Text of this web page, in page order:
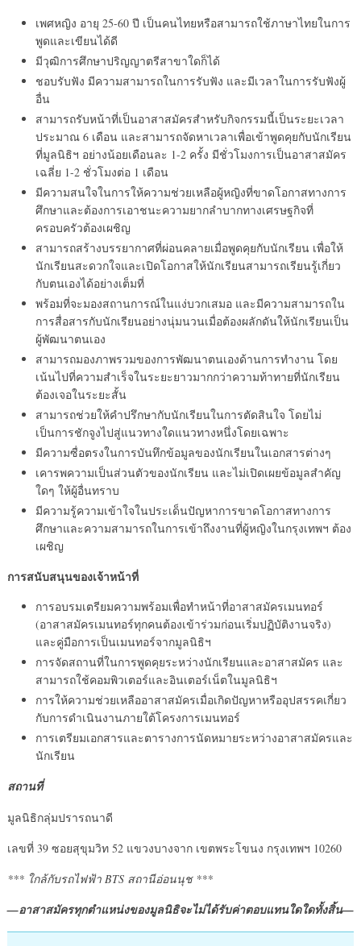
เพศหญิง อายุ 25-60 ปี เป็นคนไทยหรือสามารถใช้ภาษาไทยในการ
พูดและเขียนได้ดี
มีวุฒิการศึกษาปริญญาตรีสาขาใดก็ได้
ชอบรับฟัง มีความสามารถในการรับฟัง และมีเวลาในการรับฟังผู้
อื่น
สามารถรับหน้าที่เป็นอาสาสมัครสำหรับกิจกรรมนี้เป็นระยะเวลา
ประมาณ 6 เดือน และสามารถจัดหาเวลาเพื่อเข้าพูดคุยกับนักเรียน
ที่มูลนิธิฯ อย่างน้อยเดือนละ 1-2 ครั้ง มีชั่วโมงการเป็นอาสาสมัคร
เฉลี่ย 1-2 ชั่วโมงต่อ 1 เดือน
มีความสนใจในการให้ความช่วยเหลือผู้หญิงที่ขาดโอกาสทางการ
ศึกษาและต้องการเอาชนะความยากลำบากทางเศรษฐกิจที่
ครอบครัวต้องเผชิญ
สามารถสร้างบรรยากาศที่ผ่อนคลายเมื่อพูดคุยกับนักเรียน เพื่อให้
นักเรียนสะดวกใจและเปิดโอกาสให้นักเรียนสามารถเรียนรู้เกี่ยว
กับตนเองได้อย่างเต็มที่
พร้อมที่จะมองสถานการณ์ในแง่บวกเสมอ และมีความสามารถใน
การสื่อสารกับนักเรียนอย่างนุ่มนวนเมื่อต้องผลักดันให้นักเรียนเป็น
ผู้พัฒนาตนเอง
สามารถมองภาพรวมของการพัฒนาตนเองด้านการทำงาน โดย
เน้นไปที่ความสำเร็จในระยะยาวมากกว่าความท้าทายที่นักเรียน
ต้องเจอในระยะสั้น
สามารถช่วยให้คำปรึกษากับนักเรียนในการตัดสินใจ โดยไม่
เป็นการชักจูงไปสู่แนวทางใดแนวทางหนึ่งโดยเฉพาะ
มีความซื่อตรงในการบันทึกข้อมูลของนักเรียนในเอกสารต่างๆ
เคารพความเป็นส่วนตัวของนักเรียน และไม่เปิดเผยข้อมูลสำคัญ
ใดๆ ให้ผู้อื่นทราบ
มีความรู้ความเข้าใจในประเด็นปัญหาการขาดโอกาสทางการ
ศึกษาและความสามารถในการเข้าถึงงานที่ผู้หญิงในกรุงเทพฯ ต้อง
เผชิญ
การสนับสนุนของเจ้าหน้าที่
การอบรมเตรียมความพร้อมเพื่อทำหน้าที่อาสาสมัครเมนทอร์
(อาสาสมัครเมนทอร์ทุกคนต้องเข้าร่วมก่อนเริ่มปฏิบัติงานจริง)
และคู่มือการเป็นเมนทอร์จากมูลนิธิฯ
การจัดสถานที่ในการพูดคุยระหว่างนักเรียนและอาสาสมัคร และ
สามารถใช้คอมพิวเตอร์และอินเตอร์เน็ตในมูลนิธิฯ
การให้ความช่วยเหลืออาสาสมัครเมื่อเกิดปัญหาหรืออุปสรรคเกี่ยว
กับการดำเนินงานภายใต้โครงการเมนทอร์
การเตรียมเอกสารและตารางการนัดหมายระหว่างอาสาสมัครและ
นักเรียน
สถานที่
มูลนิธิกลุ่มปรารถนาดี
เลขที่ 39 ซอยสุขุมวิท 52 แขวงบางจาก เขตพระโขนง กรุงเทพฯ 10260
*** ใกล้กับรถไฟฟ้า BTS สถานีอ่อนนุช ***
—อาสาสมัครทุกตำแหน่งของมูลนิธิจะไม่ได้รับค่าตอบแทนใดใดทั้งสิ้น—